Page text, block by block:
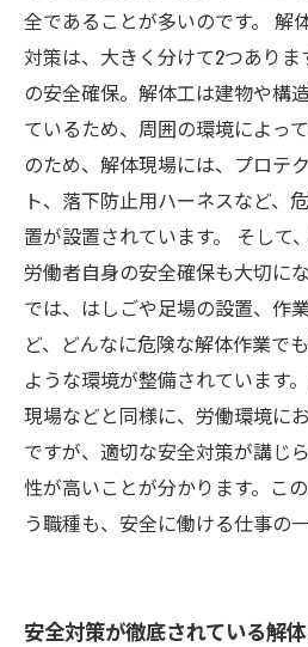
全であることが多いのです。 解
対策は、大きく分けて2つあり
の安全確保。解体工は建物や構
ているため、周囲の環境によっ
のため、解体現場には、プロテ
ト、落下防止用ハーネスなど、
置が設置されています。 そして
労働者自身の安全確保も大切に
では、はしごや足場の設置、作
ど、どんなに危険な解体作業で
ような環境が整備されています
現場などと同様に、労働環境に
ですが、適切な安全対策が講じ
性が高いことが分かります。こ
う職種も、安全に働ける仕事の
安全対策が徹底されている解